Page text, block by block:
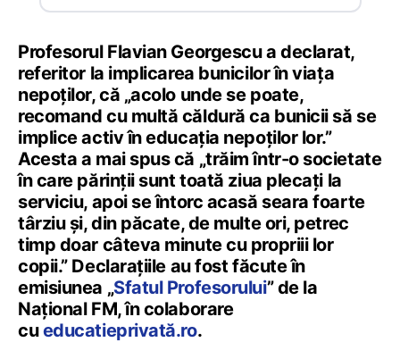
Profesorul Flavian Georgescu a declarat,
referitor la implicarea bunicilor în viața
nepoților, că „acolo unde se poate,
recomand cu multă căldură ca bunicii să se
implice activ în educația nepoților lor.”
Acesta a mai spus că „trăim într-o societate
în care părinții sunt toată ziua plecați la
serviciu, apoi se întorc acasă seara foarte
târziu și, din păcate, de multe ori, petrec
timp doar câteva minute cu propriii lor
copii.” Declarațiile au fost făcute în
emisiunea „Sfatul Profesorului” de la
Național FM, în colaborare
cueducatieprivată.ro.